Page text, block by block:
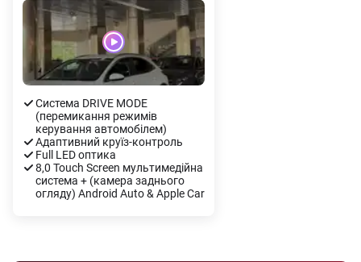
Система DRIVE MODE
(перемикання режимів
керування автомобілем)
Адаптивний круїз-контроль
Full LED оптика
8,0 Touch Screen мультимедійна
система + (камера заднього
огляду) Android Auto & Apple Car